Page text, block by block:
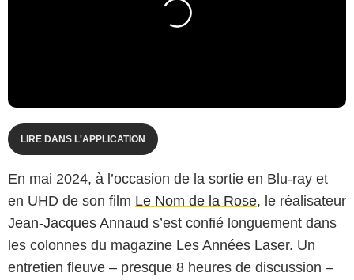
LIRE DANS L'APPLICATION
En mai 2024, à l’occasion de la sortie en Blu-ray et
en UHD de son film Le Nom de la Rose, le réalisateur
Jean-Jacques Annaud s’est confié longuement dans
les colonnes du magazine Les Années Laser. Un
entretien fleuve – presque 8 heures de discussion –